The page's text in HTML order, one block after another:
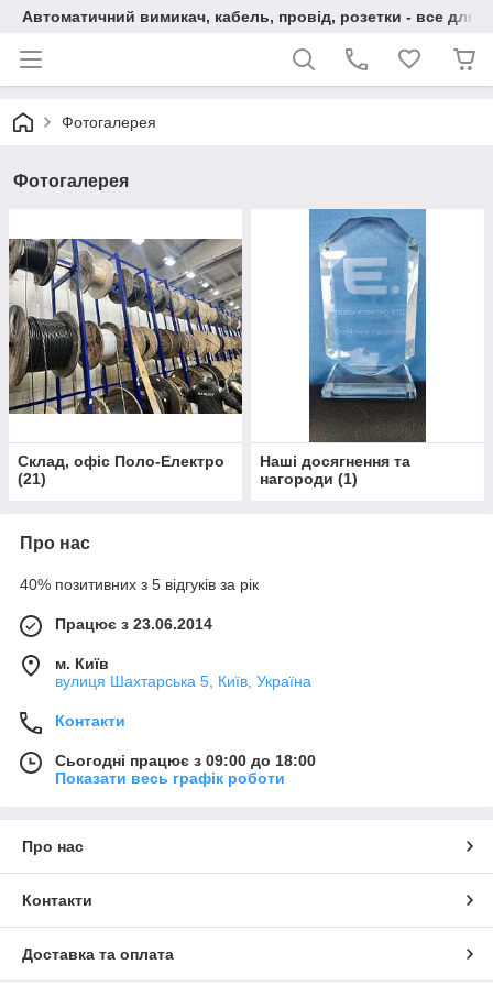
Автоматичний вимикач, кабель, провід, розетки - все для
Фотогалерея
Фотогалерея
Склад, офіс Поло-Електро
(21)
Наші досягнення та
нагороди (1)
Про нас
40% позитивних з 5 відгуків за рік
Працює з 23.06.2014
м. Київ
вулиця Шахтарська 5, Київ, Україна
Контакти
Сьогодні працює з 09:00 до 18:00
Показати весь графік роботи
Про нас
Контакти
Доставка та оплата